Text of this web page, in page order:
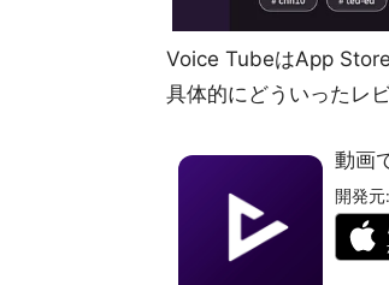
Voice TubeはApp
具体的にどういったレ
動画
開発元: